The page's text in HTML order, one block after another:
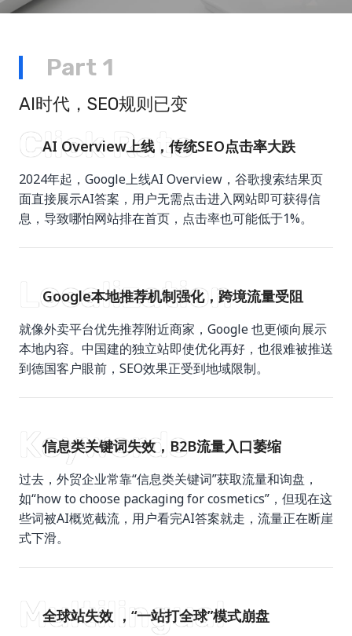
Part 1
AI时代，SEO规则已变
Click Rate
AI Overview上线，传统SEO点击率大跌
2024年起，Google上线AI Overview，谷歌搜索结果页
面直接展示AI答案，用户无需点击进入网站即可获得信
息，导致哪怕网站排在首页，点击率也可能低于1%。
Localization
Google本地推荐机制强化，跨境流量受阻
就像外卖平台优先推荐附近商家，Google 也更倾向展示
本地内容。中国建的独立站即使优化再好，也很难被推送
到德国客户眼前，SEO效果正受到地域限制。
Keywords
信息类关键词失效，B2B流量入口萎缩
过去，外贸企业常靠“信息类关键词”获取流量和询盘，
如“how to choose packaging for cosmetics”，但现在这
些词被AI概览截流，用户看完AI答案就走，流量正在断崖
式下滑。
Multilingual
全球站失效 ，“一站打全球”模式崩盘